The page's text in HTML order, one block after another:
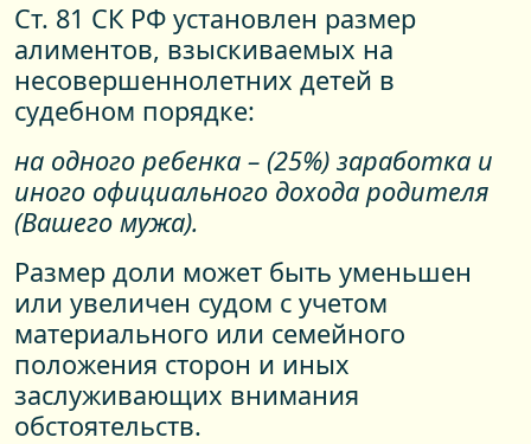
Ст. 81 СК РФ установлен размер
алиментов, взыскиваемых на
несовершеннолетних детей в
судебном порядке:
на одного ребенка – (25%) заработка и
иного официального дохода родителя
(Вашего мужа).
Размер доли может быть уменьшен
или увеличен судом с учетом
материального или семейного
положения сторон и иных
заслуживающих внимания
обстоятельств.